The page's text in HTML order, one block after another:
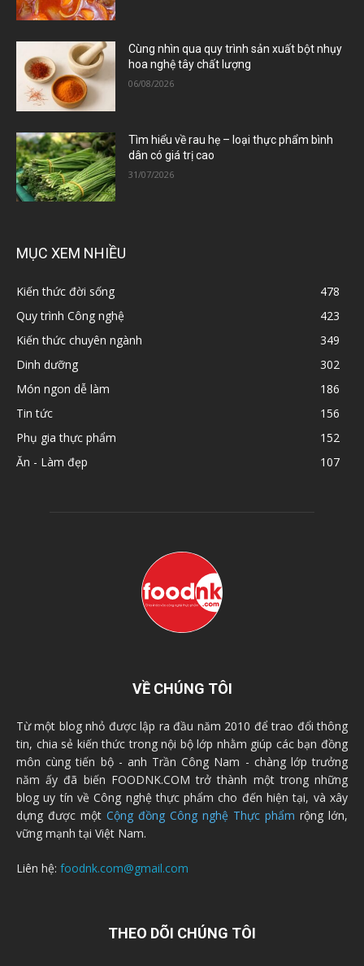
Cùng nhìn qua quy trình sản xuất bột nhụy
hoa nghệ tây chất lượng
06/08/2026
Tìm hiểu về rau hẹ – loại thực phẩm bình
dân có giá trị cao
31/07/2026
MỤC XEM NHIỀU
Kiến thức đời sống
478
Quy trình Công nghệ
423
Kiến thức chuyên ngành
349
Dinh dưỡng
302
Món ngon dễ làm
186
Tin tức
156
Phụ gia thực phẩm
152
Ăn - Làm đẹp
107
VỀ CHÚNG TÔI
Từ một blog nhỏ được lập ra đầu năm 2010 để trao đổi thông
tin, chia sẻ kiến thức trong nội bộ lớp nhằm giúp các bạn đồng
môn cùng tiến bộ - anh Trần Công Nam - chàng lớp trưởng
năm ấy đã biến FOODNK.COM trở thành một trong những
blog uy tín về Công nghệ thực phẩm cho đến hiện tại, và xây
dựng được một Cộng đồng Công nghệ Thực phẩm rộng lớn,
vững mạnh tại Việt Nam.
Liên hệ: foodnk.com@gmail.com
THEO DÕI CHÚNG TÔI